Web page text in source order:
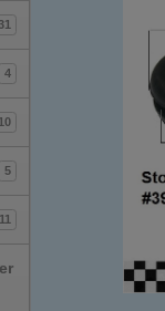
4
10
5
11